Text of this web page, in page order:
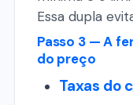
Essa dupla
Passo 3 — A
do preço
Taxas do